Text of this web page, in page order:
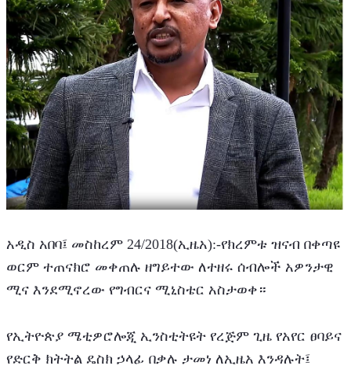
አዲስ አበባ፤ መስከረም 24/2018(ኢዜአ):-የክረምቱ ዝናብ በቀጣዩ
ወርም ተጠናክሮ መቀጠሉ ዘግይተው ለተዘሩ ሰብሎች አዎንታዊ
ሚና እንደሚኖረው የግብርና ሚኒስቴር አስታወቀ።
የኢትዮጵያ ሜቲዎሮሎጂ ኢንስቲትዩት የረጅም ጊዜ የአየር ፀባይና
የድርቅ ክትትል ዴስክ ኃላፊ በቃሉ ታመነ ለኢዜአ እንዳሉት፤